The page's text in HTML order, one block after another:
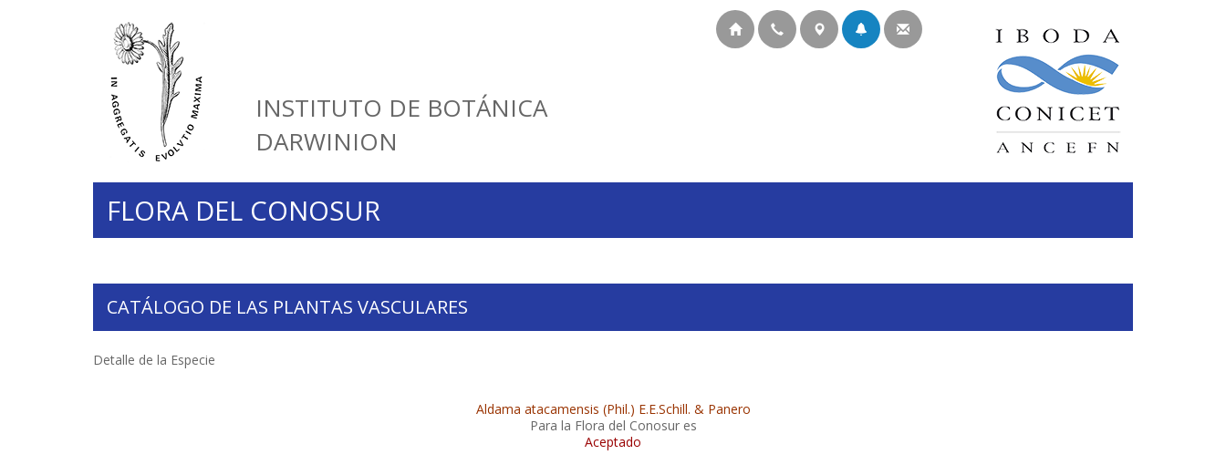
INSTITUTO DE BOTÁNICA
DARWINION
FLORA DEL CONOSUR
CATÁLOGO DE LAS PLANTAS VASCULARES
Detalle de la Especie
Aldama atacamensis (Phil.) E.E.Schill. & Panero
Para la Flora del Conosur es
Aceptado